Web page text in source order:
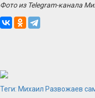
Фото из Telegram-канала
Теги: Михаил Развожаев